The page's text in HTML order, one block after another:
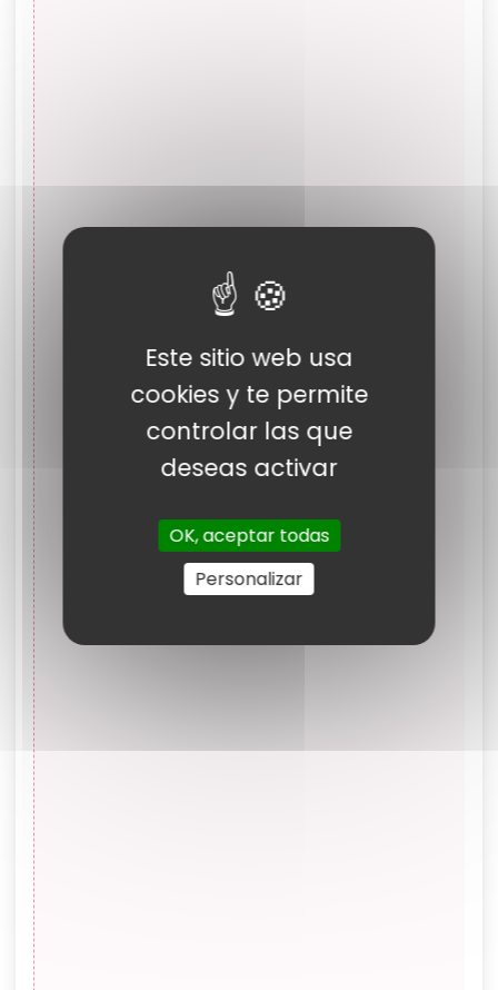
Este sitio web usa
cookies y te permite
controlar las que
deseas activar
OK, aceptar todas
Personalizar